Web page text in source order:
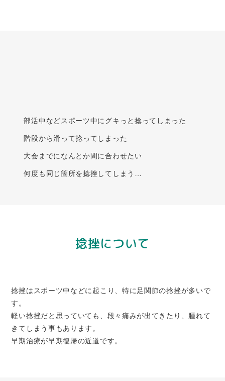
部活中などスポーツ中にグキっと捻ってしまった
階段から滑って捻ってしまった
大会までになんとか間に合わせたい
何度も同じ箇所を捻挫してしまう…
捻挫について
捻挫はスポーツ中などに起こり、特に足関節の捻挫が多いで
す。
軽い捻挫だと思っていても、段々痛みが出てきたり、腫れて
きてしまう事もあります。
早期治療が早期復帰の近道です。